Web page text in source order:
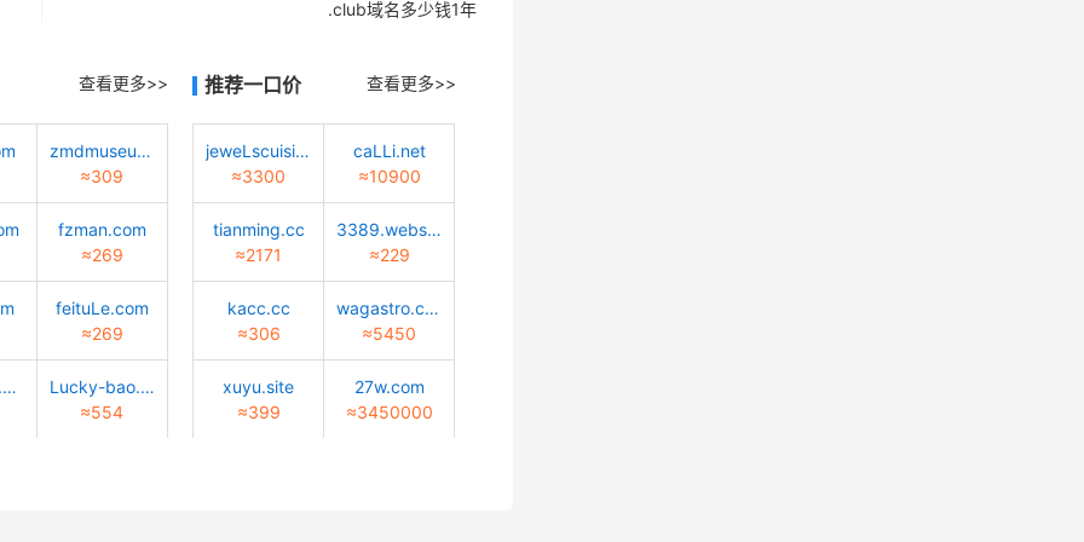
.club域名多少钱1年
查看更多>>
zmdmuseum.com
≈309
fzman.com
≈269
feituLe.com
≈269
winesman.net
Lucky-bao.top
≈554
推荐一口价 查看更多>>
jeweLscuisine.com
≈3300
caLLi.net
≈10900
tianming.cc
≈2171
3389.website
≈229
kacc.cc
≈306
wagastro.com
≈5450
xuyu.site
≈399
27w.com
≈3450000